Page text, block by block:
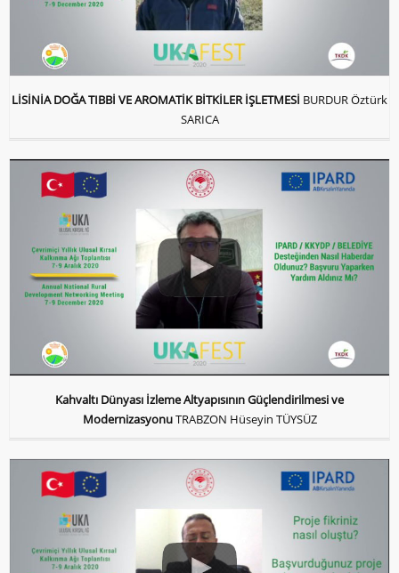
LİSİNİA DOĞA TIBBİ VE AROMATİK BİTKİLER İŞLETMESİ BURDUR Öztürk
SARICA
Kahvaltı Dünyası İzleme Altyapısının Güçlendirilmesi ve
ModernizasyonuTRABZON Hüseyin TÜYSÜZ